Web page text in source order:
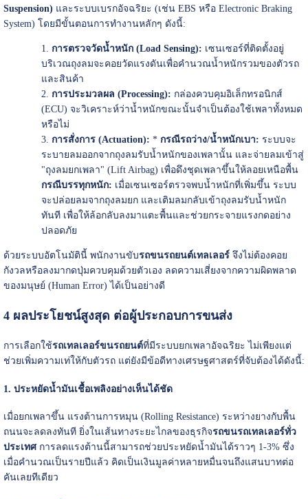
Suspension) และระบบเบรกอัจฉริยะ (เช่น EBS หรือ Electronic Braking
System) โดยมีขั้นตอนการทำงานหลักๆ ดังนี้:
การตรวจวัดน้ำหนัก (Load Sensing): เซนเซอร์ที่ติดตั้งอยู่
บริเวณถุงลมจะคอยวัดแรงดันเพื่อคำนวณน้ำหนักรวมของตัวรถ
และสินค้า
การประมวลผล (Processing): กล่องควบคุมอิเล็กทรอนิกส์
(ECU) จะวิเคราะห์ว่าน้ำหนักขณะนั้นจำเป็นต้องใช้เพลาทั้งหมด
หรือไม่
การสั่งการ (Actuation): * กรณีรถว่าง/น้ำหนักเบา: ระบบจะ
ระบายลมออกจากถุงลมรับน้ำหนักของเพลานั้น และจ่ายลมเข้าสู่
"ถุงลมยกเพลา" (Lift Airbag) เพื่อดึงชุดเพลาขึ้นให้ลอยเหนือพื้น
กรณีบรรทุกหนัก: เมื่อเซนเซอร์ตรวจพบน้ำหนักที่เพิ่มขึ้น ระบบ
จะปล่อยลมจากถุงลมยก และเติมลมกลับเข้าถุงลมรับน้ำหนัก
ทันที เพื่อให้ล้อกลับลงมาแตะพื้นและช่วยกระจายแรงกดอย่าง
ปลอดภัย
ด้วยระบบอัตโนมัตินี้ พนักงานขับรถขนรถยนต์เทลเลอร์ จึงไม่ต้องคอย
กังวลหรือลงมากดปุ่มควบคุมด้วยตัวเอง ลดความเสี่ยงจากความผิดพลาด
ของมนุษย์ (Human Error) ได้เป็นอย่างดี
4 ผลประโยชน์สูงสุด ต่อผู้ประกอบการขนส่ง
การเลือกใช้รถเทลเลอร์ขนรถยนต์ที่มีระบบยกเพลาอัจฉริยะ ไม่เพียงแต่
ช่วยเพิ่มความเท่ให้กับตัวรถ แต่ยังมีข้อดีทางเศรษฐศาสตร์ที่จับต้องได้ดังนี้:
1. ประหยัดน้ำมันเชื้อเพลิงอย่างเห็นได้ชัด
เมื่อยกเพลาขึ้น แรงต้านการหมุน (Rolling Resistance) ระหว่างยางกับพื้น
ถนนจะลดลงทันที ยิ่งในเส้นทางระยะไกลของธุรกิจรถขนรถเทลเลอร์ทั่ว
ประเทศการลดแรงต้านนี้สามารถช่วยประหยัดน้ำมันได้ราวๆ 1-3% ซึ่ง
เมื่อคำนวณเป็นรายปีแล้ว คิดเป็นเงินมูลค่าหลายหมื่นจนถึงแสนบาทต่อ
คันเลยทีเดียว